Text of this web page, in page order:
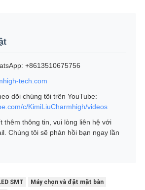
+8613510675756
tech.com
dõi chúng tôi trên YouTube:
c/KimiLiuCharmhigh/videos
thêm thông tin, vui lòng liên hệ với
Chúng tôi sẽ phản hồi bạn ngay lần
SMT
Máy chọn và đặt mặt bàn